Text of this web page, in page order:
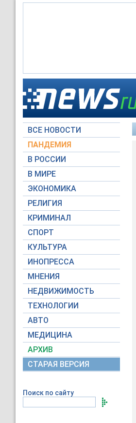
ВСЕ НОВОСТИ
ПАНДЕМИЯ
В РОССИИ
В МИРЕ
ЭКОНОМИКА
РЕЛИГИЯ
КРИМИНАЛ
СПОРТ
КУЛЬТУРА
ИНОПРЕССА
МНЕНИЯ
НЕДВИЖИМОСТЬ
ТЕХНОЛОГИИ
АВТО
МЕДИЦИНА
АРХИВ
СТАРАЯ ВЕРСИЯ
Поиск по сайту